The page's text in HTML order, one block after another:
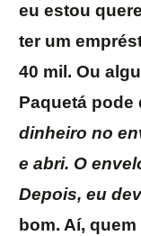
eu estou
ter um
40 mil. Ou
Paquetá pode
dinheiro no
e abri. O
Depois, eu
bom. Aí,